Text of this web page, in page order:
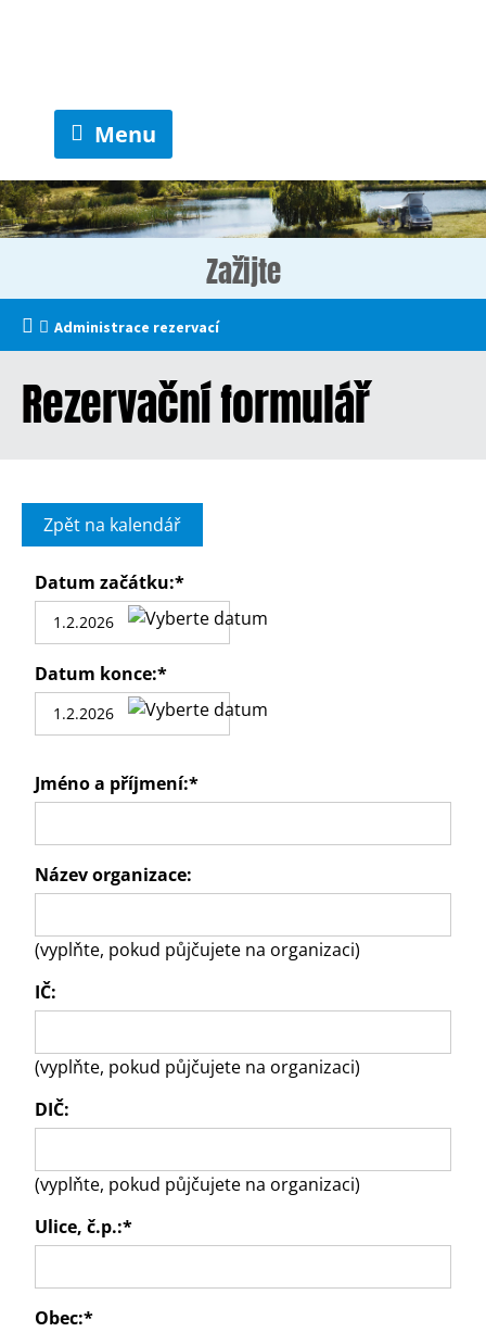
Menu
Zažijte
Administrace rezervací
Rezervační formulář
Zpět na kalendář
Datum začátku:*
Datum konce:*
Jméno a příjmení:*
Název organizace:
(vyplňte, pokud půjčujete na organizaci)
IČ:
(vyplňte, pokud půjčujete na organizaci)
DIČ:
(vyplňte, pokud půjčujete na organizaci)
Ulice, č.p.:*
Obec:*